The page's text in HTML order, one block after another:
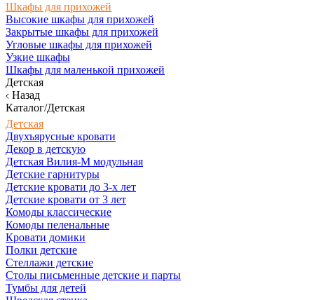
Шкафы для прихожей
Высокие шкафы для прихожей
Закрытые шкафы для прихожей
Угловые шкафы для прихожей
Узкие шкафы
Шкафы для маленькой прихожей
Детская
Назад
Каталог/Детская
Детская
Двухъярусные кровати
Декор в детскую
Детская Вилия-М модульная
Детские гарнитуры
Детские кровати до 3-х лет
Детские кровати от 3 лет
Комоды классические
Комоды пеленальные
Кровати домики
Полки детские
Стеллажи детские
Столы письменные детские и парты
Тумбы для детей